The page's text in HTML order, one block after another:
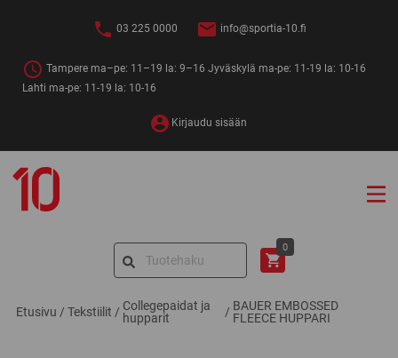
03 225 0000 info@sportia-10.fi
Tampere ma–pe: 11–19 la: 9–16 Jyväskylä ma-pe: 11-19 la: 10-16
Lahti ma-pe: 11-19 la: 10-16
Kirjaudu sisään
10
Search
0
Etusivu / Tekstiilit / Collegepaidat ja
hupparit
/ BAUER EMBOSSED
FLEECE HUPPARI